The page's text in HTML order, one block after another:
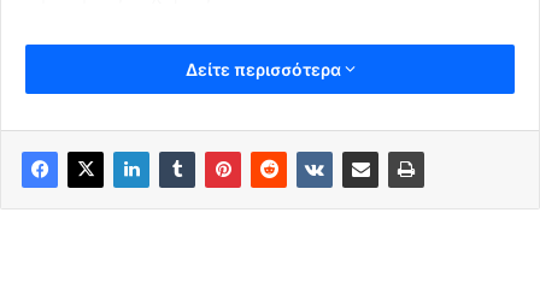
Δείτε περισσότερα